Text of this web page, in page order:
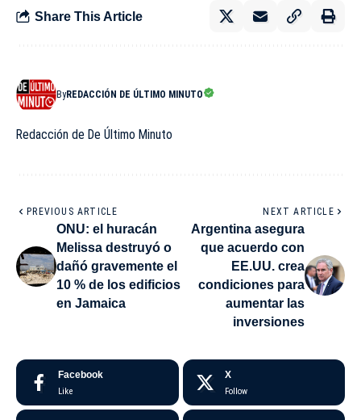
Share This Article
ByREDACCIÓN DE ÚLTIMO MINUTO
Redacción de De Último Minuto
PREVIOUS ARTICLE
ONU: el huracán
Melissa destruyó o
dañó gravemente el
10 % de los edificios
en Jamaica
NEXT ARTICLE
Argentina asegura
que acuerdo con
EE.UU. crea
condiciones para
aumentar las
inversiones
Facebook
Like
X
Follow